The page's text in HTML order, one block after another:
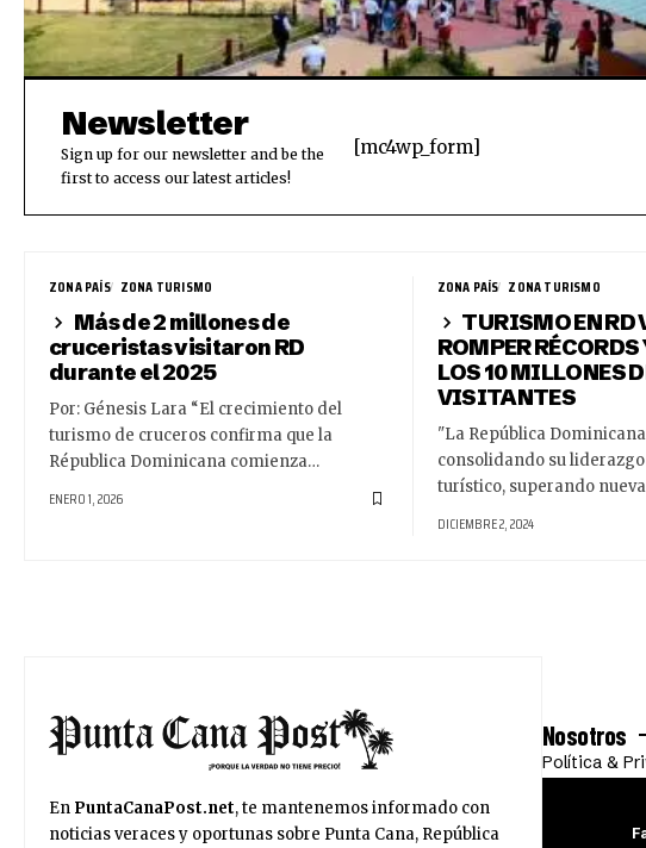
Newsletter
Sign up for our newsletter and be the
first to access our latest articles!
[mc4wp_form]
ZONA PAÍS ZONA TURISMO
Más de 2 millones de
cruceristas visitaron RD
durante el 2025
Por: Génesis Lara “El crecimiento del
turismo de cruceros confirma que la
Républica Dominicana comienza…
ENERO 1, 2026
ZONA PAÍS ZONA TURISMO
TURISMO EN RD
ROMPER RÉCORDS
LOS 10 MILLONES
VISITANTES
"La República
consolidando su
turístico, superando
DICIEMBRE 2, 2024
En PuntaCanaPost.net, te mantenemos informado con
noticias veraces y oportunas sobre Punta Cana, República
Nosotros
Política &